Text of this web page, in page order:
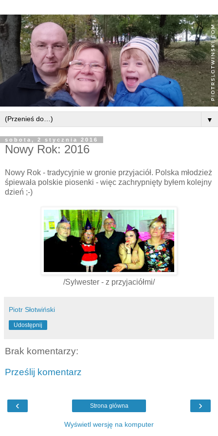
▼
sobota, 2 stycznia 2016
Nowy Rok: 2016
Nowy Rok - tradycyjnie w gronie przyjaciół. Polska młodzież
śpiewała polskie piosenki - więc zachrypnięty byłem kolejny
dzień ;-)
/Sylwester - z przyjaciółmi/
Piotr Słotwiński
Udostępnij
Brak komentarzy:
Prześlij komentarz
‹ ›
Strona główna
Wyświetl wersję na komputer